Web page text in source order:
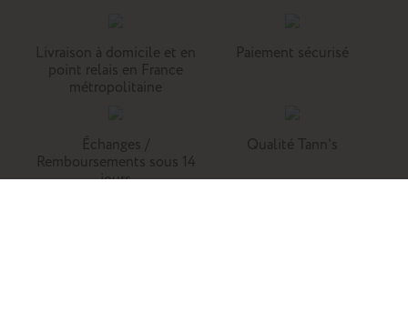
Livraison à domicile et en
point relais en France
métropolitaine
Paiement sécurisé
Échanges /
Remboursements sous 14
jours
Qualité Tann's